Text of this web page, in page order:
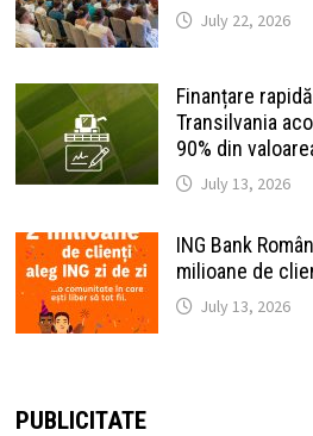
July 22, 2026
Finanțare
Transilvania
90% din
July 13, 2026
ING Bank
milioane de
July 13, 2026
PUBLICITATE